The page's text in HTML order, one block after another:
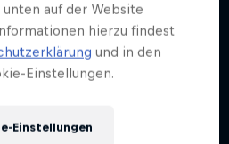
auf der Website
hierzu findest
und in den
Einstellungen.
Einstellungen